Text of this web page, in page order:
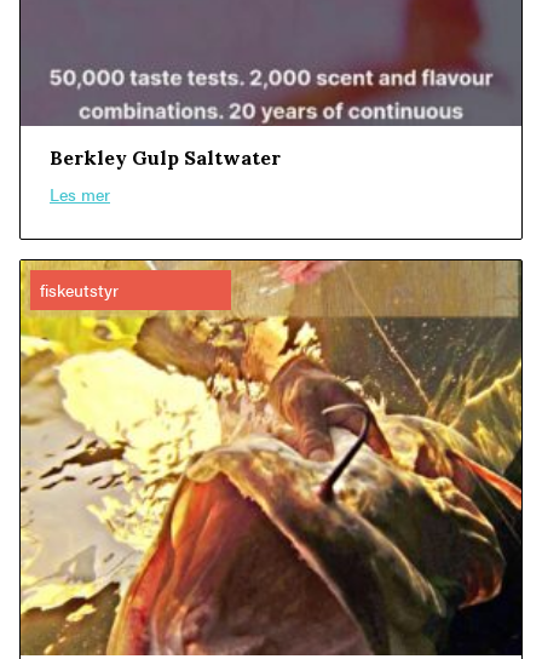
Berkley Gulp Saltwater
Les mer
fiskeutstyr